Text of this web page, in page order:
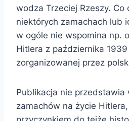
wodza Trzeciej Rzeszy. Co
niektórych zamachach lub
w ogóle nie wspomina np.
Hitlera z października
zorganizowanej przez
Publikacja nie przedstawia
zamachów na życie